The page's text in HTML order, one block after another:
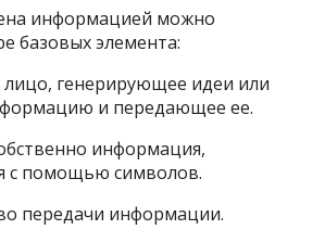
информацией можно
базовых элемента:
лицо, генерирующее идеи или
и передающее ее.
информация,
с помощью символов.
передачи информации.